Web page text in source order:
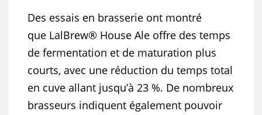
Des essais en brasserie ont montré
que LalBrew® House Ale offre des temps
de fermentation et de maturation plus
courts, avec une réduction du temps total
en cuve allant jusqu’à 23 %. De nombreux
brasseurs indiquent également pouvoir